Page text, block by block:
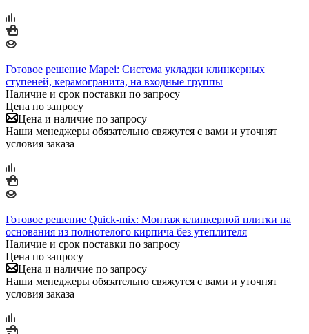
Готовое решение Mapei: Система укладки клинкерных
ступеней, керамогранита, на входные группы
Наличие и срок поставки по запросу
Цена по запросу
Цена и наличие по запросу
Наши менеджеры обязательно свяжутся с вами и уточнят
условия заказа
Готовое решение Quick-mix: Монтаж клинкерной плитки на
основания из полнотелого кирпича без утеплителя
Наличие и срок поставки по запросу
Цена по запросу
Цена и наличие по запросу
Наши менеджеры обязательно свяжутся с вами и уточнят
условия заказа